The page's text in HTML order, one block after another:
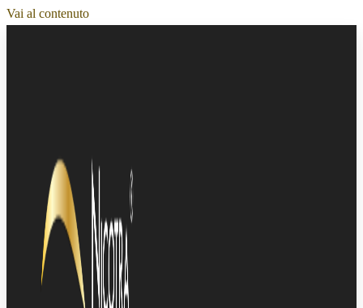
Vai al contenuto